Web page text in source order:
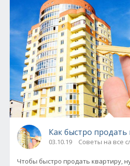
Как быстро продать
03.10.19 Советы на все
Чтобы быстро продать квартиру,